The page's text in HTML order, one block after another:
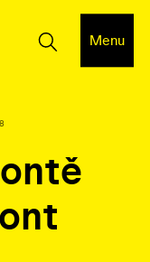
Menu